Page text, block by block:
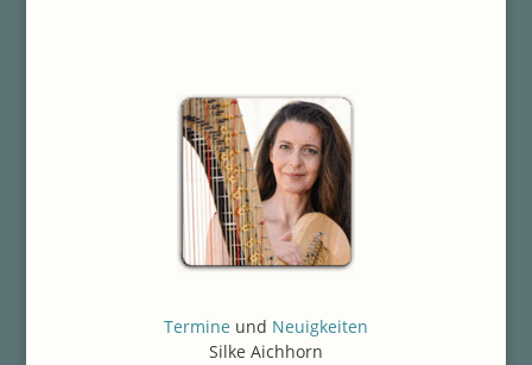
Termine und Neuigkeiten
Silke Aichhorn